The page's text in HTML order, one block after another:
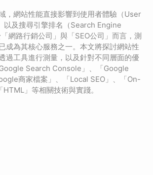
，網站性能直接影響到使用者體驗（User
以及搜尋引擎排名（Search Engine
網路行銷公司」與「SEO公司」而言，測
成為其核心服務之一。本文將探討網站性
過工具進行測量，以及針對不同層面的優
Search Console」、「Google
商家檔案」、「Local SEO」、「On-
」等相關技術與實踐。